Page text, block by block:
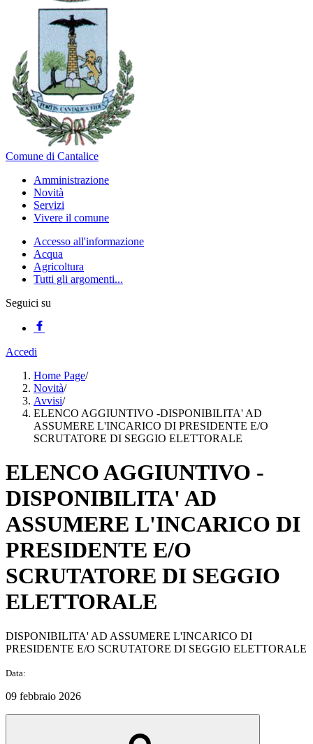
Comune di Cantalice
Amministrazione
Novità
Servizi
Vivere il comune
Accesso all'informazione
Acqua
Agricoltura
Tutti gli argomenti...
Seguici su
Accedi
Home Page/
Novità/
Avvisi/
ELENCO AGGIUNTIVO -DISPONIBILITA' AD
ASSUMERE L'INCARICO DI PRESIDENTE E/O
SCRUTATORE DI SEGGIO ELETTORALE
ELENCO AGGIUNTIVO -
DISPONIBILITA' AD
ASSUMERE L'INCARICO DI
PRESIDENTE E/O
SCRUTATORE DI SEGGIO
ELETTORALE
DISPONIBILITA' AD ASSUMERE L'INCARICO DI
PRESIDENTE E/O SCRUTATORE DI SEGGIO ELETTORALE
Data:
09 febbraio 2026